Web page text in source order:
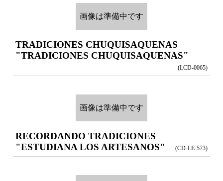
画像は準備中です
TRADICIONES CHUQUISAQUENAS
"TRADICIONES CHUQUISAQUENAS"
(LCD-0065)
画像は準備中です
RECORDANDO TRADICIONES
"ESTUDIANA LOS ARTESANOS"
(CD-LE-573)